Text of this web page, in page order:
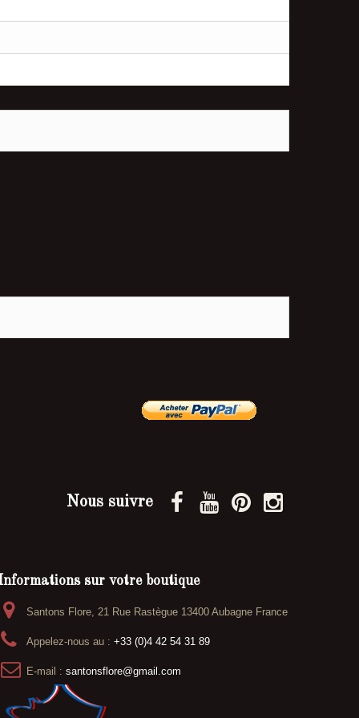
Nous suivre
sur votre boutique
Santons Flore, 21 Rue Rastègue 13400 Aubagne France
Appelez-nous au : +33 (0)4 42 54 31 89
E-mail : santonsflore@gmail.com